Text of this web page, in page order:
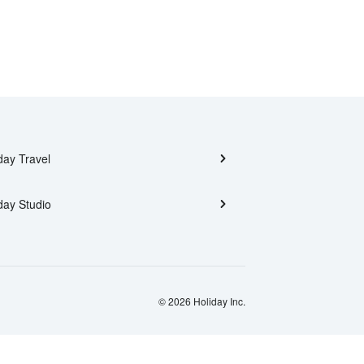
Travel
Studio
© 2026 Holiday Inc.